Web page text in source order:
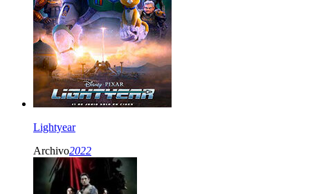
Lightyear
Archivo2022